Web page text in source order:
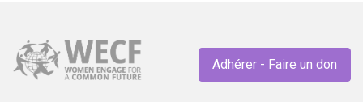
Adhérer - Faire un don